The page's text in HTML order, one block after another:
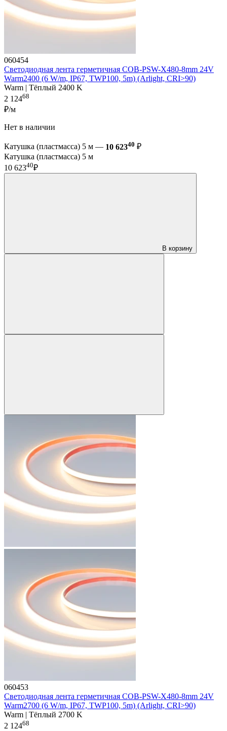
060454
Светодиодная лента герметичная COB-PSW-X480-8mm 24V
Warm2400 (6 W/m, IP67, TWP100, 5m) (Arlight, CRI>90)
Warm | Тёплый 2400 K
2 12468
₽/м
Нет в наличии
Катушка (пластмасса) 5 м — 10 62340 ₽
Катушка (пластмасса) 5 м
10 62340₽
В корзину
060453
Светодиодная лента герметичная COB-PSW-X480-8mm 24V
Warm2700 (6 W/m, IP67, TWP100, 5m) (Arlight, CRI>90)
Warm | Тёплый 2700 K
2 12468